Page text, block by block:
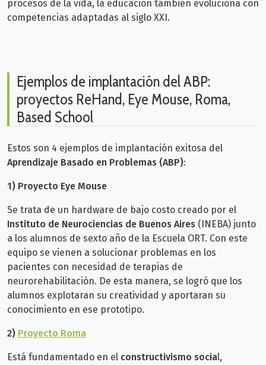
procesos de la vida, la educación también evoluciona con
competencias adaptadas al siglo XXI.
Ejemplos de implantación del ABP:
proyectos ReHand​, Eye Mouse, Roma,
Based School
Estos son 4 ejemplos de implantación exitosa del
Aprendizaje Basado en Problemas (ABP):
1) Proyecto Eye Mouse
Se trata de un hardware de bajo costo creado por el
Instituto de Neurociencias de Buenos Aires (INEBA) junto
a los alumnos de sexto año de la Escuela ORT. Con este
equipo se vienen a solucionar problemas en los
pacientes con necesidad de terapias de
neurorehabilitación. De esta manera, se logró que los
alumnos explotaran su creatividad y aportaran su
conocimiento en ese prototipo.
2) Proyecto Roma
Está fundamentado en el constructivismo social,